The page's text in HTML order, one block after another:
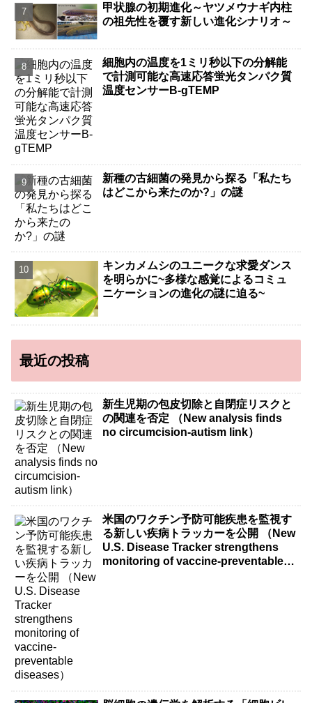
甲状腺の初期進化～ヤツメウナギ内柱
の祖先性を覆す新しい進化シナリオ～
細胞内の温度を1ミリ秒以下の分解能
で計測可能な高速応答蛍光タンパク質
温度センサーB-gTEMP
新種の古細菌の発見から探る「私たち
はどこから来たのか?」の謎
キンカメムシのユニークな求愛ダンス
を明らかに~多様な感覚によるコミュ
ニケーションの進化の謎に迫る~
最近の投稿
新生児期の包皮切除と自閉症リスクと
の関連を否定 （New analysis finds
no circumcision-autism link）
米国のワクチン予防可能疾患を監視す
る新しい疾病トラッカーを公開 （New
U.S. Disease Tracker strengthens
monitoring of vaccine-preventable